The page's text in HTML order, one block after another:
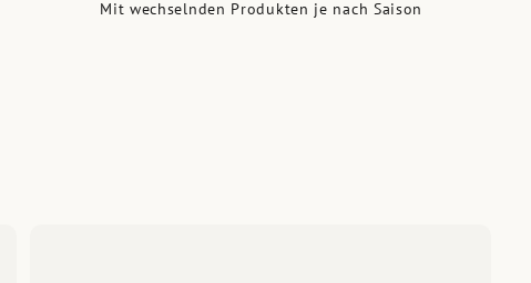
Mit wechselnden Produkten je nach Saison